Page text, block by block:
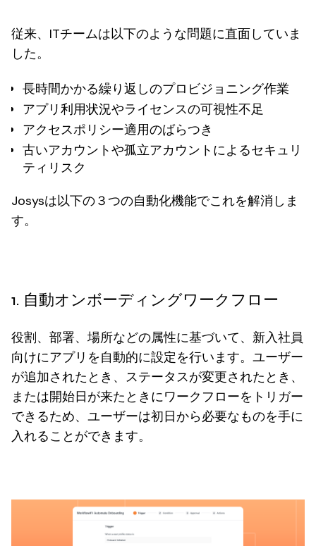
従来、ITチームは以下のような問題に直面していま
した。
長時間かかる繰り返しのプロビジョニング作業
アプリ利用状況やライセンスの可視性不足
アクセスポリシー適用のばらつき
古いアカウントや孤立アカウントによるセキュリ
ティリスク
Josysは以下の３つの自動化機能でこれを解消しま
す。
1. 自動オンボーディングワークフロー
役割、部署、場所などの属性に基づいて、新入社員
向けにアプリを自動的に設定を行います。ユーザー
が追加されたとき、ステータスが変更されたとき、
または開始日が来たときにワークフローをトリガー
できるため、ユーザーは初日から必要なものを手に
入れることができます。